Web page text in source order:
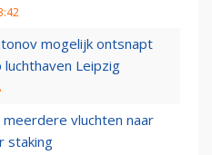
mogelijk ontsnapt
luchthaven Leipzig
meerdere vluchten naar
staking